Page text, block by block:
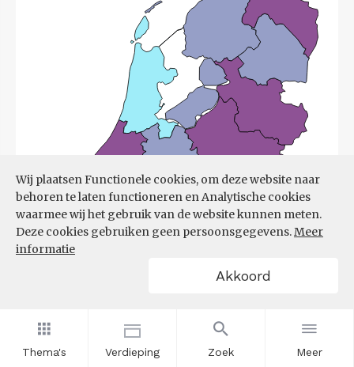
Thema's Verdieping Zoek Meer
Wij plaatsen Functionele cookies, om deze website naar
behoren te laten functioneren en Analytische cookies
waarmee wij het gebruik van de website kunnen meten.
Deze cookies gebruiken geen persoonsgegevens.Meer
informatie
Akkoord
Bron:UWV (08-06-2026)